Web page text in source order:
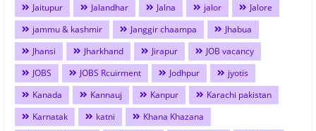
Jaitupur
Jalandhar Jalna jalor
Jalore
jammu & kashmir
Janggir chaampa
Jhabua
Jhansi
Jharkhand Jirapur
JOB vacancy
JOBS
JOBS Rcuirment Jodhpur
jyotis
Kanada
Kannauj Kanpur
Karachi pakistan
Karnatak
katni
Khana Khazana